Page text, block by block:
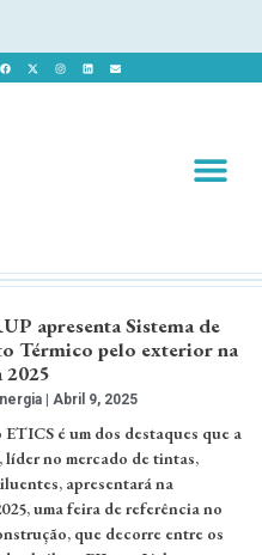
apresenta Sistema de
Térmico pelo exterior na
2025
Abril 9, 2025
ETICS é um dos destaques que a
líder no mercado de tintas,
apresentará na
uma feira de referência no
que decorre entre os